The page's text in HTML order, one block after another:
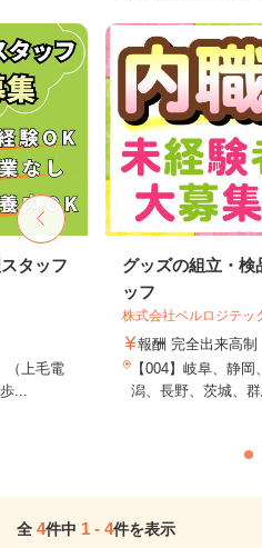
タッフ
（上毛電
...
グッズの組立・検
ッフ
株式会社ベルロジテッ
報酬 完全出来高制
【004】岐阜、静岡
潟、長野、茨城、群
全 4件中 1 - 4件を表示